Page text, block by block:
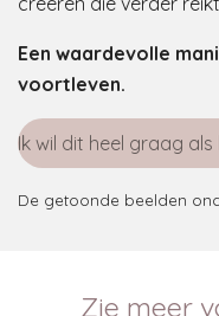
Een waardevolle
voortleven.
Ik wil dit heel graag
De getoonde beelden
Zie meer